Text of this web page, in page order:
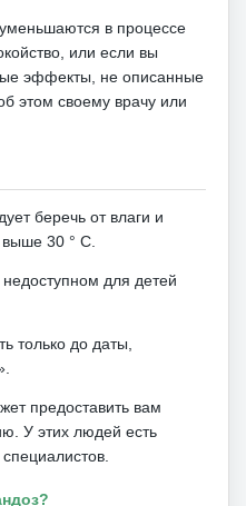
в процессе
или если вы
эффекты, не описанные
этом своему врачу или
беречь от влаги и
30 ° C.
недоступном для детей
только до даты,
предоставить вам
У этих людей есть